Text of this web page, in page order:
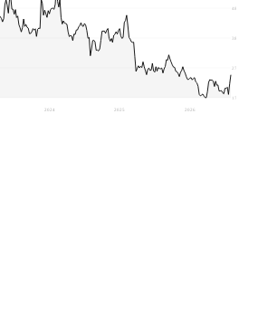
178,5
279,63
380,75
481,88
2024 2025 2026